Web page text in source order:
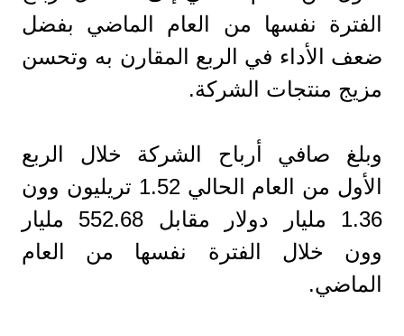
الفترة نفسها من العام الماضي بفضل
ضعف الأداء في الربع المقارن به وتحسن
مزيج منتجات الشركة.
وبلغ صافي أرباح الشركة خلال الربع
الأول من العام الحالي 1.52 تريليون وون
1.36 مليار دولار مقابل 552.68 مليار
وون خلال الفترة نفسها من العام
الماضي.